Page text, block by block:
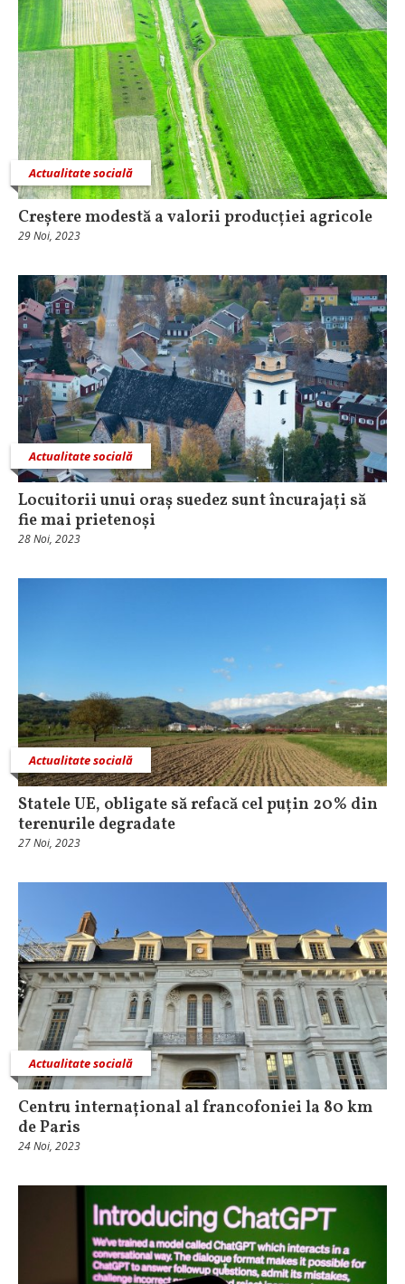
Actualitate socială
Creștere modestă a valorii producției agricole
29 Noi, 2023
Actualitate socială
Locuitorii unui oraș suedez sunt încurajați să
fie mai prietenoși
28 Noi, 2023
Actualitate socială
Statele UE, obligate să refacă cel puțin 20% din
terenurile degradate
27 Noi, 2023
Actualitate socială
Centru internațional al francofoniei la 80 km
de Paris
24 Noi, 2023